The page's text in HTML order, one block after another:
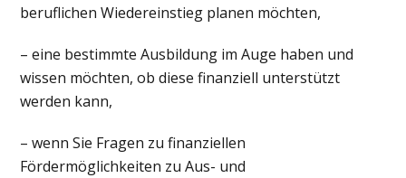
beruflichen Wiedereinstieg planen möchten,
– eine bestimmte Ausbildung im Auge haben und
wissen möchten, ob diese finanziell unterstützt
werden kann,
– wenn Sie Fragen zu finanziellen
Fördermöglichkeiten zu Aus- und